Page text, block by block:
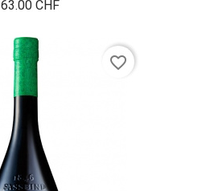
63.00 CHFPrix
favorite_border